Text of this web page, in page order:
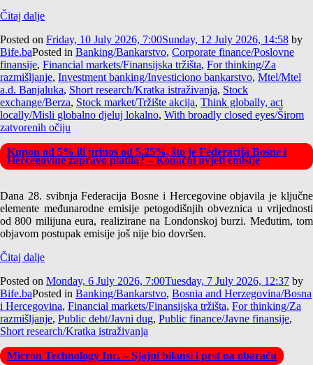
Čitaj dalje
Posted on Friday, 10 July 2026, 7:00Sunday, 12 July 2026, 14:58 by
Bife.baPosted in Banking/Bankarstvo, Corporate finance/Poslovne
finansije, Financial markets/Finansijska tržišta, For thinking/Za
razmišljanje, Investment banking/Investiciono bankarstvo, Mtel/Mtel
a.d. Banjaluka, Short research/Kratka istraživanja, Stock
exchange/Berza, Stock market/Tržište akcija, Think globally, act
locally/Misli globalno djeluj lokalno, With broadly closed eyes/Širom
zatvorenih očiju
Kupon od 5% ili prinos od 5,25%, što je Federacija Bosne i
Hercegovine zapravo platila? – Konačni uvjeti emisije
Dana 28. svibnja Federacija Bosne i Hercegovine objavila je ključne
elemente međunarodne emisije petogodišnjih obveznica u vrijednosti
od 800 milijuna eura, realizirane na Londonskoj burzi. Međutim, tom
objavom postupak emisije još nije bio dovršen.
Čitaj dalje
Posted on Monday, 6 July 2026, 7:00Tuesday, 7 July 2026, 12:37 by
Bife.baPosted in Banking/Bankarstvo, Bosnia and Herzegovina/Bosna
i Hercegovina, Financial markets/Finansijska tržišta, For thinking/Za
razmišljanje, Public debt/Javni dug, Public finance/Javne finansije,
Short research/Kratka istraživanja
Micron Technology Inc. – Sjajni bilansi i prst na obaraču